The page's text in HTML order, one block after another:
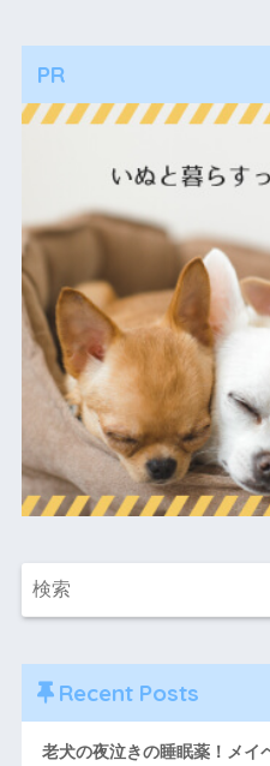
PR
Recent Posts
老犬の夜泣きの睡眠薬！メイ